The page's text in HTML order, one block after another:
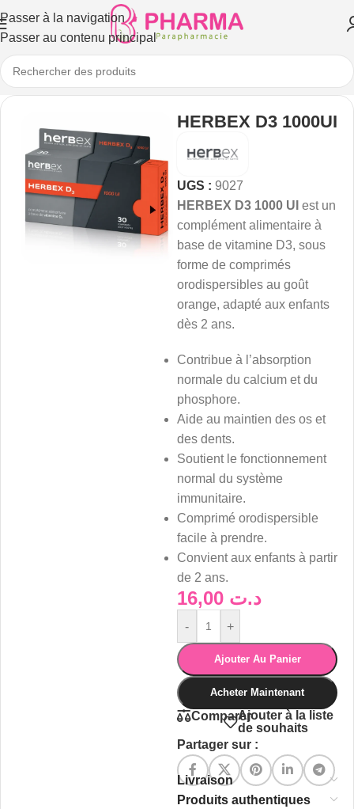
Passer à la navigation
Passer au contenu principal
HERBEX D3 1000UI
UGS : 9027
HERBEX D3 1000 UI est un
complément alimentaire à
base de vitamine D3, sous
forme de comprimés
orodispersibles au goût
orange, adapté aux enfants
dès 2 ans.
Contribue à l’absorption
normale du calcium et du
phosphore.
Aide au maintien des os et
des dents.
Soutient le fonctionnement
normal du système
immunitaire.
Comprimé orodispersible
facile à prendre.
Convient aux enfants à partir
de 2 ans.
د.ت
- +
Ajouter Au Panier
Acheter Maintenant
ComparerAjouter à la liste
de souhaits
Partager sur :
Livraison
Produits authentiques